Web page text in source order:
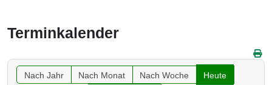
Terminkalender
Nach Jahr Nach Monat Nach Woche
Heute